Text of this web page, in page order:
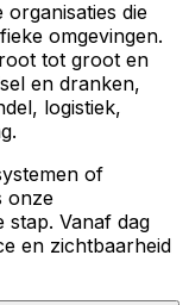
organisaties die
omgevingen.
tot groot en
en dranken,
logistiek,
of
onze
stap. Vanaf dag
en zichtbaarheid